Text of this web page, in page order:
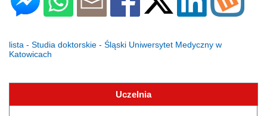
lista - Studia doktorskie - Śląski Uniwersytet Medyczny w
Katowicach
Uczelnia